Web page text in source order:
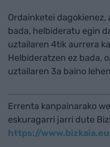
Ordainketei
bada, helbideratu egin
uztailaren 4tik aurrera
Helbideratzen ez bada,
uztailaren 3a baino
Errenta kanpainarako
eskuragarri jarri dute
https://